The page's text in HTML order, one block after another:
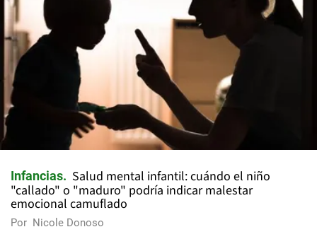
Infancias
Salud mental infantil: cuándo el niño
"callado" o "maduro" podría indicar malestar
emocional camuflado
Por Nicole Donoso